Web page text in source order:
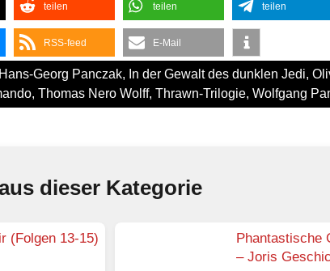
teilen teilen teilen
RSS-feed E-Mail
Hans-Georg Panczak, In der Gewalt des dunklen Jedi,
, Thomas Nero Wolff, Thrawn-Trilogie, Wolfgang
dieser Kategorie
(Folgen 13-15)
Phantastische
– Joris